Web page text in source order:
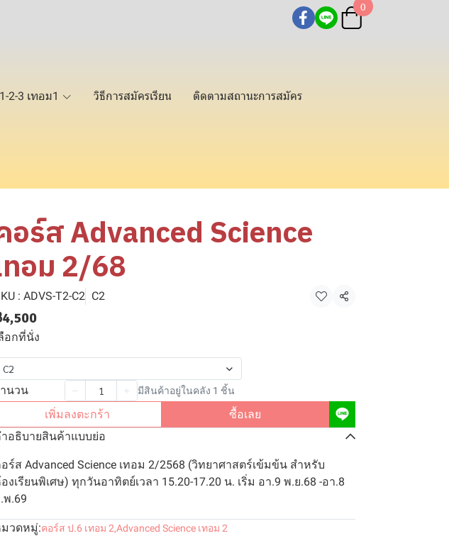
0
2-3 เทอม1 วิธีการสมัครเรียน ติดตามสถานะการสมัคร
อร์ส Advanced Science
ทอม 2/68
: ADVS-T2-C2 C2 แชร์
อกที่นั่ง
C2
นวน มีสินค้าอยู่ในคลัง 1 ชิ้น
เพิ่มลงตะกร้า
ซื้อเลย
อธิบายสินค้าแบบย่อ
ร์ส Advanced Science เทอม 2/2568 (วิทยาศาสตร์เข้มข้น สำหรับ
งเรียนพิเศษ) ทุกวันอาทิตย์เวลา 15.20-17.20 น. เริ่ม อา.9 พ.ย.68 -อา.8
พ.69
วดหมู่:คอร์ส ป.6 เทอม 2,Advanced Science เทอม 2